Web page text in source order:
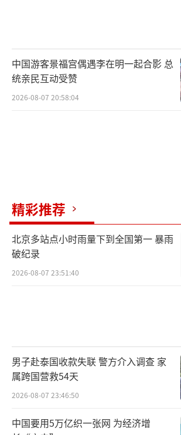
中国游客景福宫偶遇李在明一起合影 总
统亲民互动受赞
2026-08-07 20:58:04
精彩推荐
北京多站点小时雨量下到全国第一 暴雨
破纪录
2026-08-07 23:51:40
男子赴泰国收款失联 警方介入调查 家
属跨国营救54天
2026-08-07 23:46:50
中国要用5万亿织一张网 为经济增